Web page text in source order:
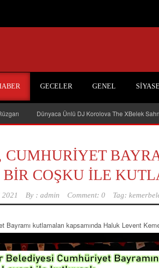
GECELER GENEL
Dünyaca Ünlü DJ Korolova The XBelek
CUMHURİYET
COŞKU İLE
By : admin Comment: 0 Tag:
Bayramı kutlamaları kapsamında Haluk Levent